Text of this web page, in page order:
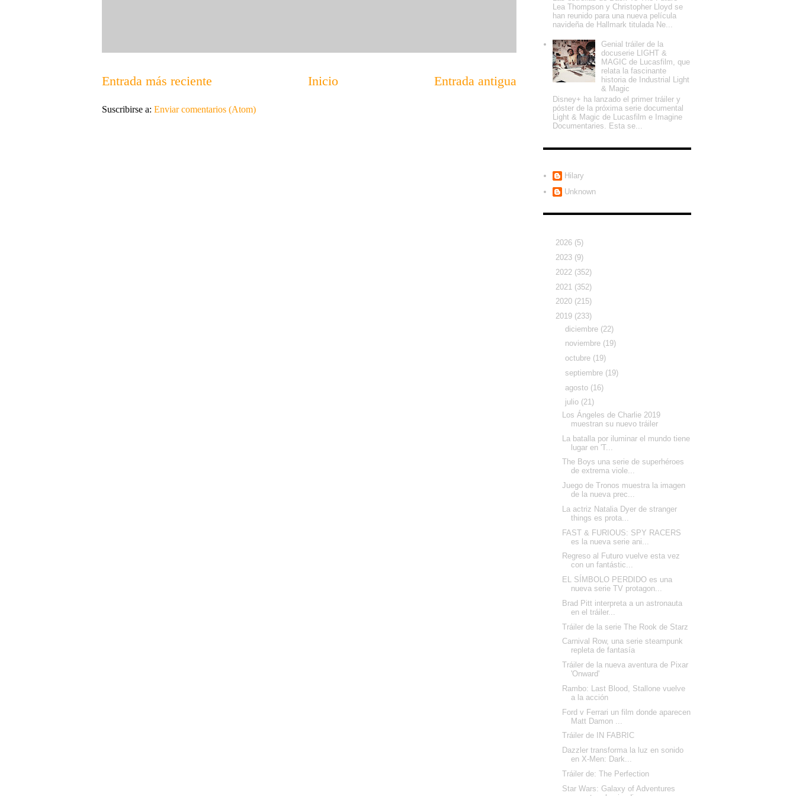
Entrada más reciente Entrada antigua
Inicio
Suscribirse a: Enviar comentarios (Atom)
Lea Thompson y Christopher Lloyd se
han reunido para una nueva película
navideña de Hallmark titulada Ne...
Genial tráiler de la
docuserie LIGHT &
MAGIC de Lucasfilm, que
relata la fascinante
historia de Industrial Light
& Magic
Disney+ ha lanzado el primer tráiler y
póster de la próxima serie documental
Light & Magic de Lucasfilm e Imagine
Documentaries. Esta se...
Hilary
Unknown
2026 (5)
2023 (9)
2022 (352)
2021 (352)
2020 (215)
2019 (233)
diciembre (22)
noviembre (19)
octubre (19)
septiembre (19)
agosto (16)
julio (21)
Los Ángeles de Charlie 2019
muestran su nuevo tráiler
La batalla por iluminar el mundo tiene
lugar en 'T...
The Boys una serie de superhéroes
de extrema viole...
Juego de Tronos muestra la imagen
de la nueva prec...
La actriz Natalia Dyer de stranger
things es prota...
FAST & FURIOUS: SPY RACERS
es la nueva serie ani...
Regreso al Futuro vuelve esta vez
con un fantástic...
EL SÍMBOLO PERDIDO es una
nueva serie TV protagon...
Brad Pitt interpreta a un astronauta
en el tráiler...
Tráiler de la serie The Rook de Starz
Carnival Row, una serie steampunk
repleta de fantasía
Tráiler de la nueva aventura de Pixar
'Onward'
Rambo: Last Blood, Stallone vuelve
a la acción
Ford v Ferrari un film donde aparecen
Matt Damon ...
Tráiler de IN FABRIC
Dazzler transforma la luz en sonido
en X-Men: Dark...
Tráiler de: The Perfection
Star Wars: Galaxy of Adventures